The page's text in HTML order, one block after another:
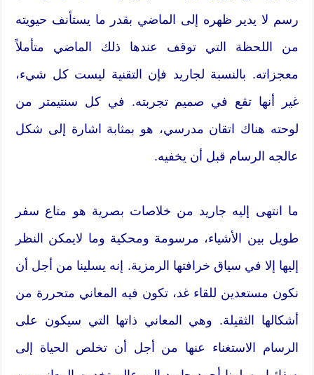
رسم لا يدير ظهره إلى الماضي بقدر ما يستأنف حيويته
من اللحظة التي توقف عندها ذلك الماضي متأملاً
معجزاته. بالنسبة لجاريد فإن التقنية ليست كل شيء،
غير أنها تقع في صميم تجربته. في كل سنتيمتر من
لوحته هناك اتقان مدرسي، هو بمثابة اشارة إلى شكل
عالجه الرسام قبل أن يخفيه.
ما انتهى إليه جاريد من خلاصات بصرية هو متاع سفر
طويل بين الأشياء، مرسومة ومحكية وما لايمكن النظر
إليها إلا في سياق خرافتها الرمزية. إنه يسلينا من أجل أن
نكون مستعدين للقاء غد، تكون فيه المعاني متحررة من
أشكالها الثقيلة. وهي المعاني ذاتها التي سيكون على
الرسام الاستغناء عنها من أجل أن تخلص الحياة إلى